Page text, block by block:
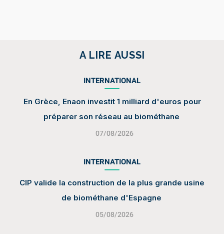
A LIRE AUSSI
INTERNATIONAL
En Grèce, Enaon investit 1 milliard d'euros pour
préparer son réseau au biométhane
07/08/2026
INTERNATIONAL
CIP valide la construction de la plus grande usine
de biométhane d'Espagne
05/08/2026